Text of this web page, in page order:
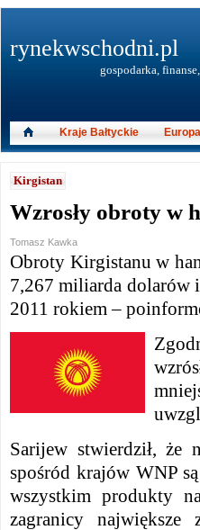
Kirgistan
Wzrosły obroty w
Tomasz Kawka
Obroty Kirgistanu w
7,267 miliarda dolarów
2011 rokiem –
Sarijew stwierdził, że
spośród krajów WNP
wszystkim produkty
zagranicy największe
rynekwschodni.pl
gospodarka,
Kraje Bałtyckie